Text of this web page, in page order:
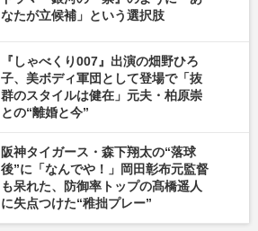
なたが立候補」という選択肢
『しゃべくり007』出演の畑野ひろ
子、美ボディ軍団として登場で「抜
群のスタイルは健在」元夫・柏原崇
との“離婚と今”
阪神タイガース・森下翔太の“落球
後”に「なんでや！」岡田彰布元監督
も呆れた、防御率トップの髙橋遥人
に失点つけた“稚拙プレー”